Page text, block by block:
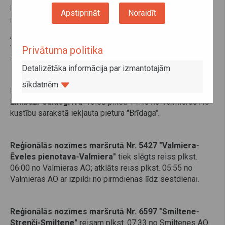
No 1. septembra tiks veiktas izmaiņas Valmieras
reģionālo autobusu maršrutu tīklā
ATD informē, ka
veiktas izmaiņas vairākos Valmieras reģionālo
autobusu maršrutos un pieturvietās.
Reģionālās nozīmes maršrutā
Limbaži-Salacgrīva"reisā plkst. 14:40 no Valmieras AO
kustību sarakstā iekļauta pietura "Brīdaga".
Reģionālās nozīmes maršrutā Nr. 5427 "Valmiera-
Ēveles pienotava-Valmiera" tiek slēgts reiss plkst.
06:00 no Valmieras AO; atklāts reiss plkst. 05:55 no
Valmieras AO ar izpildi no pirmdienas līdz sestdienai.
Reģionālās nozīmes maršrutā Nr. 6597 "Smiltene-
Strenči-Smiltene" reisam plkst. 07:33 no Smiltenes AO
Apstiprināt Noraidīt
Privātuma politika
Detalizētāka informācija par izmantotajām
sīkdatnēm